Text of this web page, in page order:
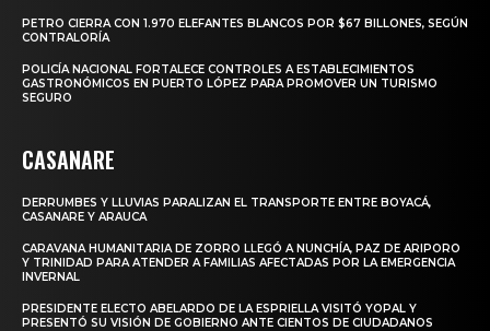
PETRO CIERRA CON 1.970 ELEFANTES BLANCOS POR $67 BILLONES, SEGÚN
CONTRALORÍA
POLICÍA NACIONAL FORTALECE CONTROLES A ESTABLECIMIENTOS
GASTRONÓMICOS EN PUERTO LÓPEZ PARA PROMOVER UN TURISMO
SEGURO
CASANARE
DERRUMBES Y LLUVIAS PARALIZAN EL TRANSPORTE ENTRE BOYACÁ,
CASANARE Y ARAUCA
CARAVANA HUMANITARIA DE ZORRO LLEGÓ A NUNCHÍA, PAZ DE ARIPORO
Y TRINIDAD PARA ATENDER A FAMILIAS AFECTADAS POR LA EMERGENCIA
INVERNAL
PRESIDENTE ELECTO ABELARDO DE LA ESPRIELLA VISITÓ YOPAL Y
PRESENTÓ SU VISIÓN DE GOBIERNO ANTE CIENTOS DE CIUDADANOS